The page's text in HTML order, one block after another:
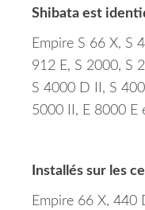
Shibata est
Empire S 66 X, S
912 E, S 2000, S
S 4000 D II, S
5000 II, E 8000 E
Installés sur les
Empire 66 X, 440